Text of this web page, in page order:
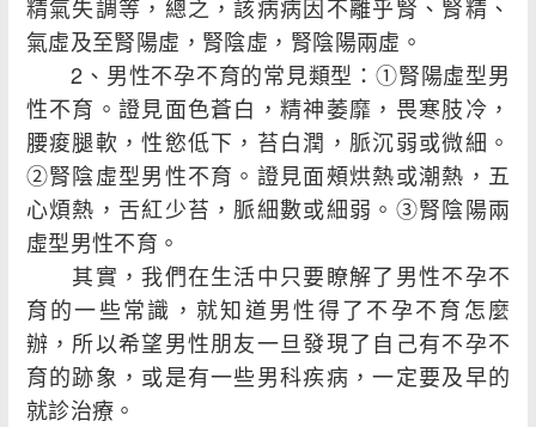
精氣失調等，總之，該病病因不離乎腎、腎精、
氣虛及至腎陽虛，腎陰虛，腎陰陽兩虛。
2、男性不孕不育的常見類型：①腎陽虛型男
性不育。證見面色蒼白，精神萎靡，畏寒肢冷，
腰痠腿軟，性慾低下，苔白潤，脈沉弱或微細。
②腎陰虛型男性不育。證見面頰烘熱或潮熱，五
心煩熱，舌紅少苔，脈細數或細弱。③腎陰陽兩
虛型男性不育。
其實，我們在生活中只要瞭解了男性不孕不
育的一些常識，就知道男性得了不孕不育怎麼
辦，所以希望男性朋友一旦發現了自己有不孕不
育的跡象，或是有一些男科疾病，一定要及早的
就診治療。